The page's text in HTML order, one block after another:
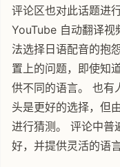
评论区也对此话题进
YouTube 自动翻译
法选择日语配音的抱
置上的问题，即使知
供不同的语言。 也有
头是更好的选择，但
进行猜测。 评论中普
好，并提供灵活的语言